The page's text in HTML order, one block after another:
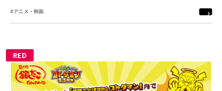
「リンカイ！LIVEきゃんぷ」に久留米のCV・佐々木李子さ
#アニメ・映画
RED